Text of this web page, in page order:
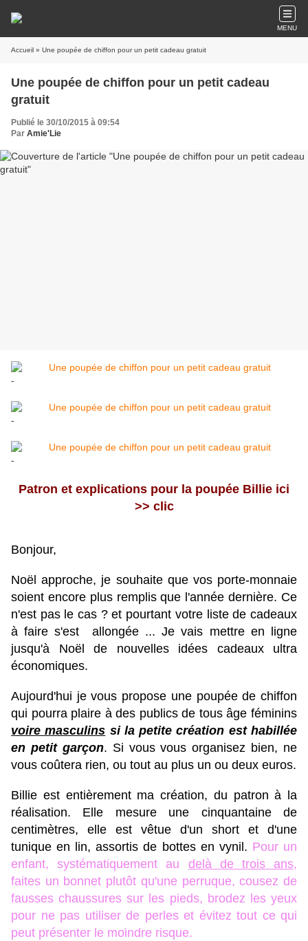
MENU
Accueil » Une poupée de chiffon pour un petit cadeau gratuit
Une poupée de chiffon pour un petit cadeau
gratuit
Publié le 30/10/2015 à 09:54
Par Amie'Lie
-
-
-
Patron et explications pour la poupée Billie ici
>> clic
Bonjour,
Noël approche, je souhaite que vos porte-monnaie
soient encore plus remplis que l'année dernière. Ce
n'est pas le cas ? et pourtant votre liste de cadeaux
à faire s'est allongée ... Je vais mettre en ligne
jusqu'à Noël de nouvelles idées cadeaux ultra
économiques.
Aujourd'hui je vous propose une poupée de chiffon
qui pourra plaire à des publics de tous âge féminins
voire masculins si la petite création est habillée
en petit garçon. Si vous vous organisez bien, ne
vous coûtera rien, ou tout au plus un ou deux euros.
Billie est entièrement ma création, du patron à la
réalisation. Elle mesure une cinquantaine de
centimètres, elle est vêtue d'un short et d'une
tunique en lin, assortis de bottes en vynil. Pour un
enfant, systématiquement au delà de trois ans,
faites un bonnet plutôt qu'une perruque, cousez de
fausses chaussures sur les pieds, brodez les yeux
pour ne pas utiliser de perles et évitez tout ce qui
peut présenter le moindre risque.